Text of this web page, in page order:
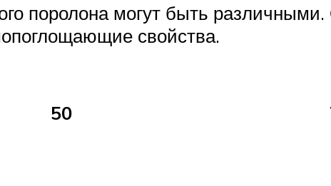
поролона могут быть
свойства.
50